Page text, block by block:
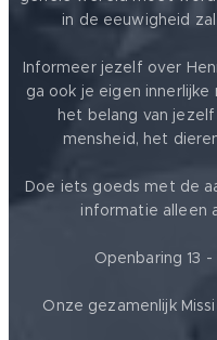
in de eeuwigheid
Informeer jezelf over
ga ook je eigen innerlijke
het belang van
mensheid, het
Doe iets goeds met de
informatie alleen
Openbaring 13 -
Onze gezamenlijk